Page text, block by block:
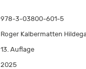
978-3-03800-601-5
Roger Kalbermatten
13. Auflage
2025